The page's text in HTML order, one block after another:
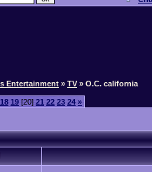
Entertainment » TV » O.C. california
18 19 [20] 21 22 23 24 »